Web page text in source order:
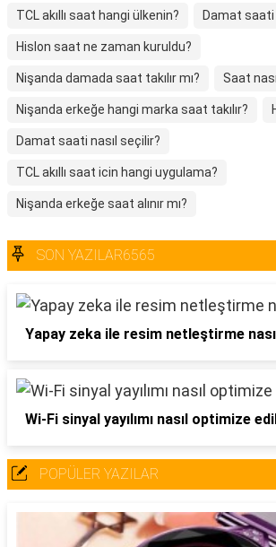
TCL akıllı saat hangi ülkenin? Damat saati
Hislon saat ne zaman kuruldu?
Nişanda damada saat takılır mı? Saat
Nişanda erkeğe hangi marka saat takılır?
Damat saati nasıl seçilir?
TCL akıllı saat icin hangi uygulama?
Nişanda erkeğe saat alınır mı?
SON YAZILAR6565
Yapay zeka ile resim netleştirme nasıl
Wi-Fi sinyal yayılımı nasıl optimize
POPÜLER YAZILAR